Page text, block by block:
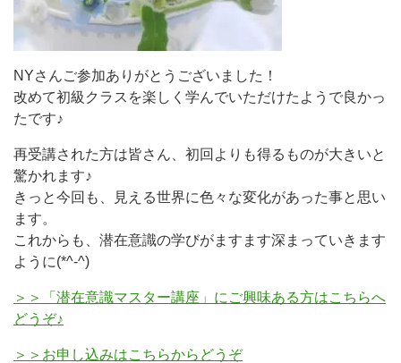
NYさんご参加ありがとうございました！
改めて初級クラスを楽しく学んでいただけたようで良かっ
たです♪
再受講された方は皆さん、初回よりも得るものが大きいと
驚かれます♪
きっと今回も、見える世界に色々な変化があった事と思い
ます。
これからも、潜在意識の学びがますます深まっていきます
ように(*^-^)
＞＞「潜在意識マスター講座」にご興味ある方はこちらへ
どうぞ♪
＞＞お申し込みはこちらからどうぞ